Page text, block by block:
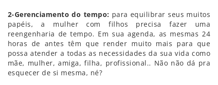
2-Gerenciamento do tempo: para equilibrar seus muitos
papéis, a mulher com filhos precisa fazer uma
reengenharia de tempo. Em sua agenda, as mesmas 24
horas de antes têm que render muito mais para que
possa atender a todas as necessidades da sua vida como
mãe, mulher, amiga, filha, profissional.. Não não dá pra
esquecer de si mesma, né?